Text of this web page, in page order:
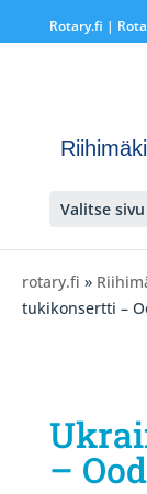
Rotary.fi |
Valitse sivu
rotary.fi »
tukikonsertti –
–